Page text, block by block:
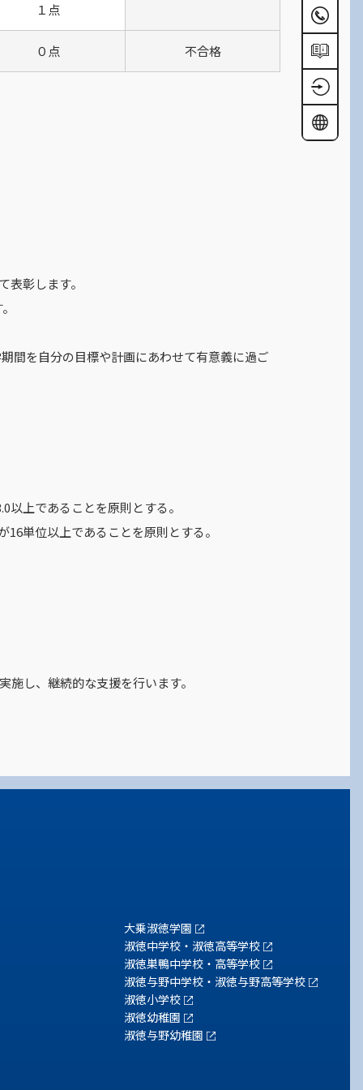
１点
０点 不合格
彰します。
間を自分の目標や計画にあわせて有意義に過ご
以上であることを原則とする。
単位以上であることを原則とする。
し、継続的な支援を行います。
大乗淑徳学園
淑徳中学校・淑徳高等学校
淑徳巣鴨中学校・高等学校
淑徳与野中学校・淑徳与野高等学校
淑徳小学校
淑徳幼稚園
淑徳与野幼稚園